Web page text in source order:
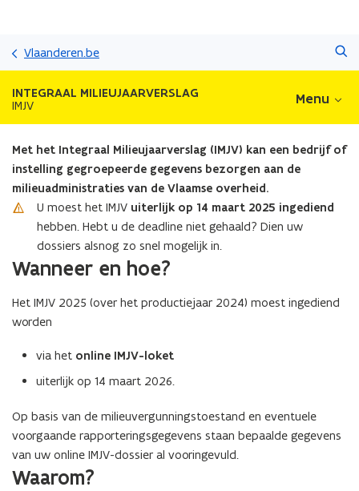
inhoud
Vlaanderen.be
INTEGRAAL MILIEUJAARVERSLAG
IMJV Menu
Met het Integraal Milieujaarverslag (IMJV) kan een bedrijf of
instelling gegroepeerde gegevens bezorgen aan de
milieuadministraties van de Vlaamse overheid.
U moest het IMJV uiterlijk op 14 maart 2025 ingediend
hebben. Hebt u de deadline niet gehaald? Dien uw
dossiers alsnog zo snel mogelijk in.
Wanneer en hoe?
Het IMJV 2025 (over het productiejaar 2024) moest ingediend
worden
via het online IMJV-loket
uiterlijk op 14 maart 2026.
Op basis van de milieuvergunningstoestand en eventuele
voorgaande rapporteringsgegevens staan bepaalde gegevens
van uw online IMJV-dossier al vooringevuld.
Waarom?